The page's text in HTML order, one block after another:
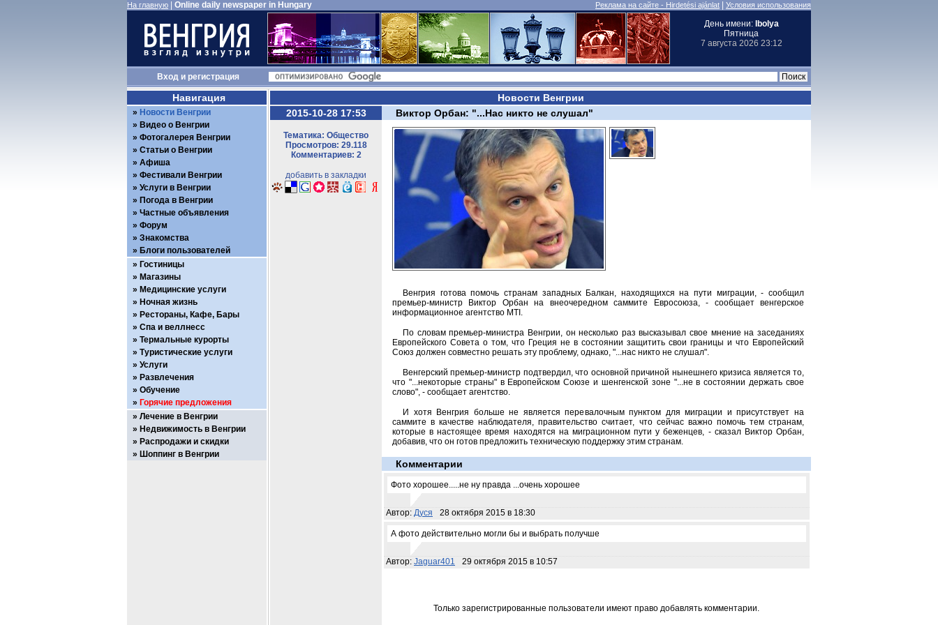
На главную Online daily newspaper in Hungary Реклама на сайте - Hirdetési ajánlat Условия использования
День имени: Ibolya
Пятница
7 августа 2026 23:12
Входи регистрация
Новости Венгрии
2015-10-28 17:53
Тематика: Общество
Просмотров: 29.118
Комментариев: 2
добавить в закладки
Виктор Орбан: "...Нас никто не слушал"
Венгрия готова помочь странам западных Балкан, находящихся на пути миграции, - сообщил
премьер-министр Виктор Орбан на внеочередном саммите Евросоюза, - сообщает венгерское
информационное агентство МТІ.
По словам премьер-министра Венгрии, он несколько раз высказывал свое мнение на заседаниях
Европейского Совета о том, что Греция не в состоянии защитить свои границы и что Европейский
Союз должен совместно решать эту проблему, однако, "...нас никто не слушал".
Венгерский премьер-министр подтвердил, что основной причиной нынешнего кризиса является то,
что "...некоторые страны" в Европейском Союзе и шенгенской зоне "...не в состоянии держать свое
слово", - сообщает агентство.
И хотя Венгрия больше не является перевалочным пунктом для миграции и присутствует на
саммите в качестве наблюдателя, правительство считает, что сейчас важно помочь тем странам,
которые в настоящее время находятся на миграционном пути у беженцев, - сказал Виктор Орбан,
добавив, что он готов предложить техническую поддержку этим странам.
Комментарии
Фото хорошее.....не ну правда ...очень хорошее
Автор: Дуся 28 октября 2015 в 18:30
А фото действительно могли бы и выбрать получше
Автор: Jaguar401 29 октября 2015 в 10:57
Только зарегистрированные пользователи имеют право добавлять комментарии.
Навигация
Новости Венгрии
Видео о Венгрии
Фотогалерея Венгрии
Статьи о Венгрии
Афиша
Фестивали Венгрии
Услуги в Венгрии
Погода в Венгрии
Частные объявления
Форум
Знакомства
Блоги пользователей
Гостиницы
Магазины
Медицинские услуги
Ночная жизнь
Рестораны, Кафе, Бары
Спа и веллнесс
Термальные курорты
Туристические услуги
Услуги
Развлечения
Обучение
Горячие предложения
Лечение в Венгрии
Недвижимость в Венгрии
Распродажи и скидки
Шоппинг в Венгрии